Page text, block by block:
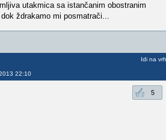
utakmica sa istančanim obostranim
ždrakamo mi posmatrači...
22:10
Idi na vrh
5